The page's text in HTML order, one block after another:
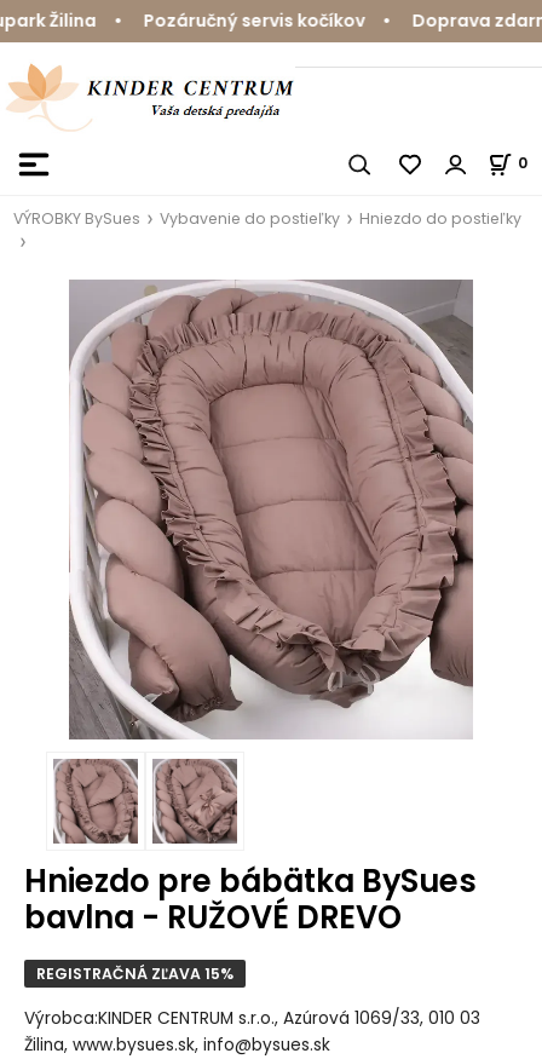
Žilina • Pozáručný servis kočíkov • Doprava
0
VÝROBKY BySues Vybavenie do postieľky Hniezdo do postieľky
Hniezdo pre bábätka BySues
bavlna - RUŽOVÉ DREVO
REGISTRAČNÁ ZĽAVA 15%
Výrobca:KINDER CENTRUM s.r.o., Azúrová 1069/33, 010 03
Žilina, www.bysues.sk, info@bysues.sk